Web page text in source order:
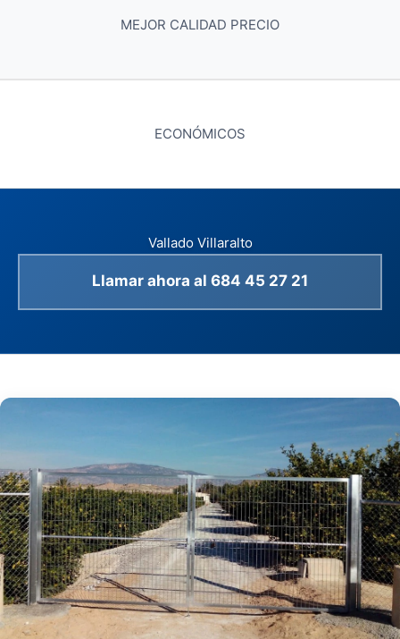
MEJOR CALIDAD PRECIO
ECONÓMICOS
Vallado Villaralto
Llamar ahora al 684 45 27 21